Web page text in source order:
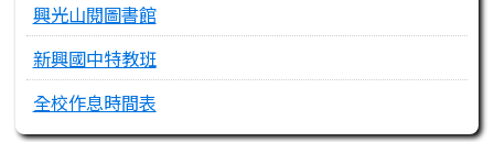
興光山閱圖書館
新興國中特教班
全校作息時間表